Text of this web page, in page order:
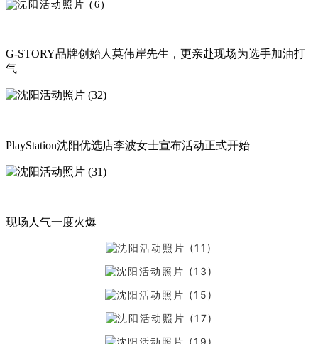
G-STORY品牌创始人莫伟岸先生，更亲赴现场为选手加油打
气
PlayStation沈阳优选店李波女士宣布活动正式开始
现场人气一度火爆